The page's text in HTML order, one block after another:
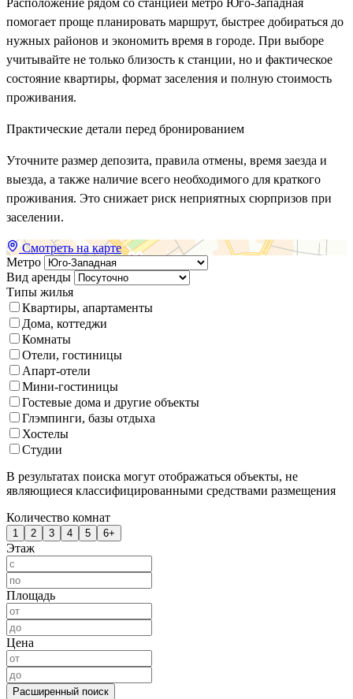
Расположение рядом со станцией метро Юго-Западная
помогает проще планировать маршрут, быстрее добираться до
нужных районов и экономить время в городе. При выборе
учитывайте не только близость к станции, но и фактическое
состояние квартиры, формат заселения и полную стоимость
проживания.
Практические детали перед бронированием
Уточните размер депозита, правила отмены, время заезда и
выезда, а также наличие всего необходимого для краткого
проживания. Это снижает риск неприятных сюрпризов при
заселении.
Смотреть на карте
Метро
Вид аренды
Типы жилья
Квартиры, апартаменты
Дома, коттеджи
Комнаты
Отели, гостиницы
Апарт-отели
Мини-гостиницы
Гостевые дома и другие объекты
Глэмпинги, базы отдыха
Хостелы
Студии
В результатах поиска могут отображаться объекты, не
являющиеся классифицированными средствами размещения
Количество комнат
1 2 3 4 5 6+
Этаж
Площадь
Цена
Расширенный поиск